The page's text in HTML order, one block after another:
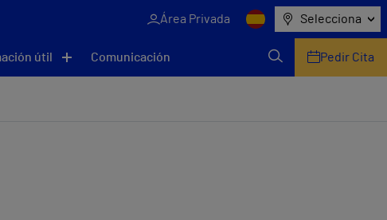
Área Privada Selecciona
útil Comunicación Pedir Cita